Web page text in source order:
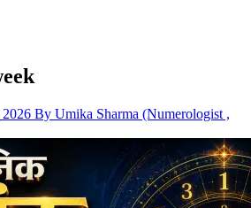
By Umika Sharma (Numerologist ,